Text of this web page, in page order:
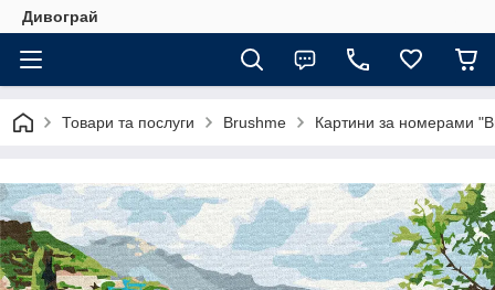
Дивограй
Товари та послуги Brushme Картини за номерами